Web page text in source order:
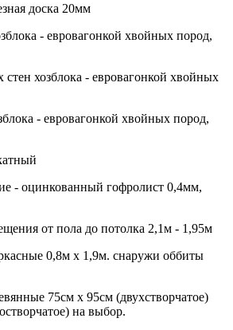
доска 20мм
- евровагонкой хвойных пород,
хозблока - евровагонкой хвойных
- евровагонкой хвойных пород,
- оцинкованный гофролист 0,4мм,
от пола до потолка 2,1м - 1,95м
0,8м х 1,9м. снаружи оббиты
75см х 95см (двухстворчатое)
на выбор.